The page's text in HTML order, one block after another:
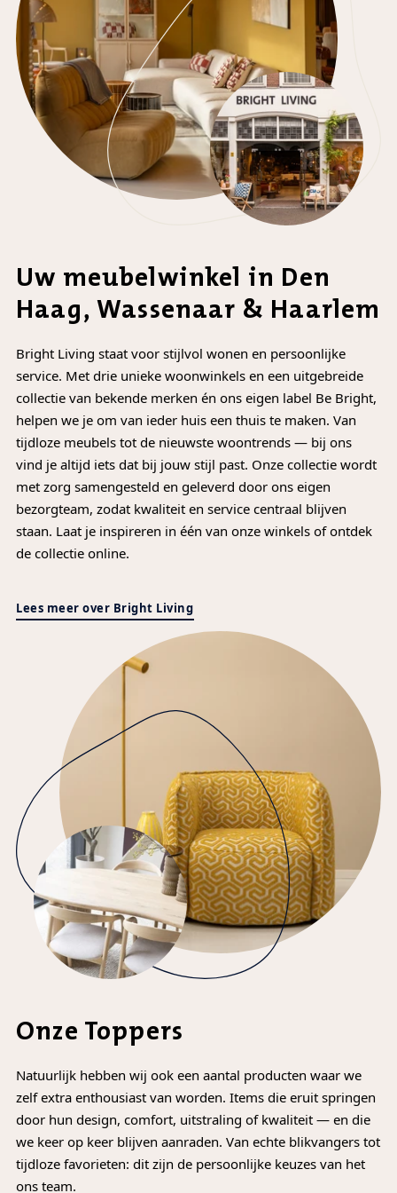
Uw meubelwinkel in Den
Haag, Wassenaar & Haarlem
Bright Living staat voor stijlvol wonen en persoonlijke
service. Met drie unieke woonwinkels en een uitgebreide
collectie van bekende merken én ons eigen label Be Bright,
helpen we je om van ieder huis een thuis te maken. Van
tijdloze meubels tot de nieuwste woontrends — bij ons
vind je altijd iets dat bij jouw stijl past. Onze collectie wordt
met zorg samengesteld en geleverd door ons eigen
bezorgteam, zodat kwaliteit en service centraal blijven
staan. Laat je inspireren in één van onze winkels of ontdek
de collectie online.
Lees meer over Bright Living
Onze Toppers
Natuurlijk hebben wij ook een aantal producten waar we
zelf extra enthousiast van worden. Items die eruit springen
door hun design, comfort, uitstraling of kwaliteit — en die
we keer op keer blijven aanraden. Van echte blikvangers tot
tijdloze favorieten: dit zijn de persoonlijke keuzes van het
ons team.